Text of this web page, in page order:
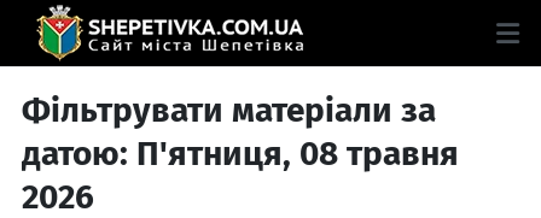
Фільтрувати матеріали за
датою: П'ятниця, 08 травня
2026